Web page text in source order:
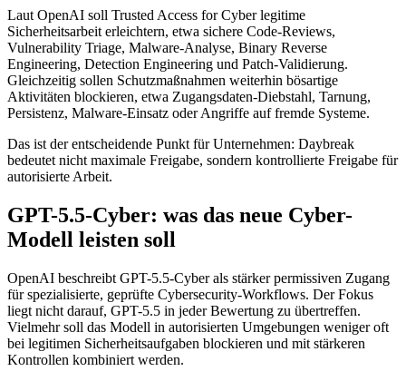
Laut OpenAI soll Trusted Access for Cyber legitime
Sicherheitsarbeit erleichtern, etwa sichere Code-Reviews,
Vulnerability Triage, Malware-Analyse, Binary Reverse
Engineering, Detection Engineering und Patch-Validierung.
Gleichzeitig sollen Schutzmaßnahmen weiterhin bösartige
Aktivitäten blockieren, etwa Zugangsdaten-Diebstahl, Tarnung,
Persistenz, Malware-Einsatz oder Angriffe auf fremde Systeme.
Das ist der entscheidende Punkt für Unternehmen: Daybreak
bedeutet nicht maximale Freigabe, sondern kontrollierte Freigabe für
autorisierte Arbeit.
GPT-5.5-Cyber: was das neue Cyber-
Modell leisten soll
OpenAI beschreibt GPT-5.5-Cyber als stärker permissiven Zugang
für spezialisierte, geprüfte Cybersecurity-Workflows. Der Fokus
liegt nicht darauf, GPT-5.5 in jeder Bewertung zu übertreffen.
Vielmehr soll das Modell in autorisierten Umgebungen weniger oft
bei legitimen Sicherheitsaufgaben blockieren und mit stärkeren
Kontrollen kombiniert werden.